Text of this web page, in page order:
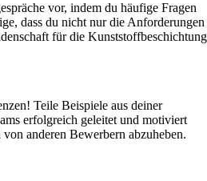
vor, indem du häufige Fragen
dass du nicht nur die Anforderungen
für die Kunststoffbeschichtung
Teile Beispiele aus deiner
erfolgreich geleitet und motiviert
anderen Bewerbern abzuheben.